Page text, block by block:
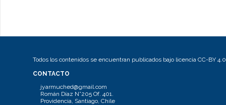
Todos los contenidos se encuentran publicados bajo licencia CC-BY 4.0
CONTACTO
jyarmuched@gmail.com
Román Díaz N°205 Of. 401.
Providencia, Santiago, Chile